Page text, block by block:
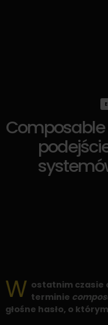
W ostatnim czasie
terminie
głośne hasło, o